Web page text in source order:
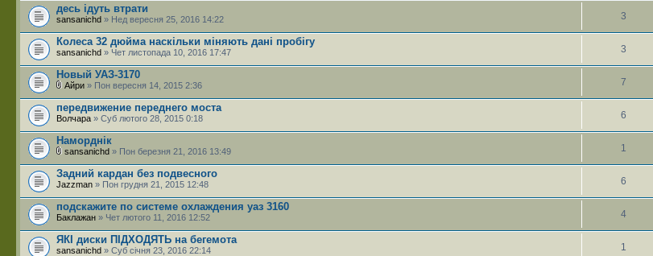
десь ідуть втрати
sansanichd » Нед вересня 25, 2016 14:22 3
Колеса 32 дюйма наскільки міняють дані пробігу
sansanichd » Чет листопада 10, 2016 17:47 3
Новый УАЗ-3170
Айри » Пон вересня 14, 2015 2:36 7
передвижение переднего моста
Волчара » Суб лютого 28, 2015 0:18 6
Наморднік
sansanichd » Пон березня 21, 2016 13:49 1
Задний кардан без подвесного
Jazzman » Пон грудня 21, 2015 12:48 6
подскажите по системе охлаждения уаз 3160
Баклажан » Чет лютого 11, 2016 12:52 4
ЯКІ диски ПІДХОДЯТЬ на бегемота
sansanichd » Суб січня 23, 2016 22:14 1